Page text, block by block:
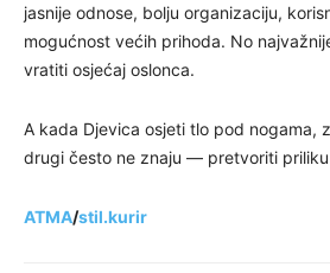
jasnije odnose, bolju organizaciju,
mogućnost većih prihoda. No
vratiti osjećaj oslonca.
A kada Djevica osjeti tlo pod nogama,
drugi često ne znaju — pretvoriti
ATMA/stil.kurir